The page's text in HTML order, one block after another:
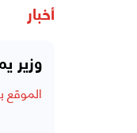
أخبار
وزير